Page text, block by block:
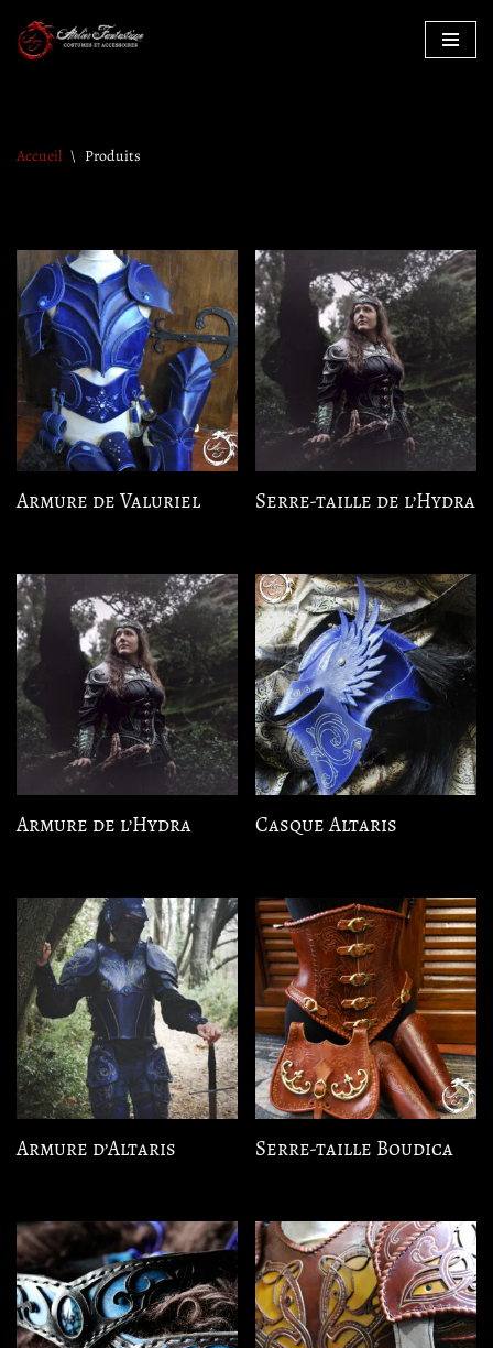
Aller
Accueil \ Produits
Armure de Valuriel Serre-taille de l’Hydra
Armure de l’Hydra Casque Altaris
Armure d’Altaris Serre-taille Boudica